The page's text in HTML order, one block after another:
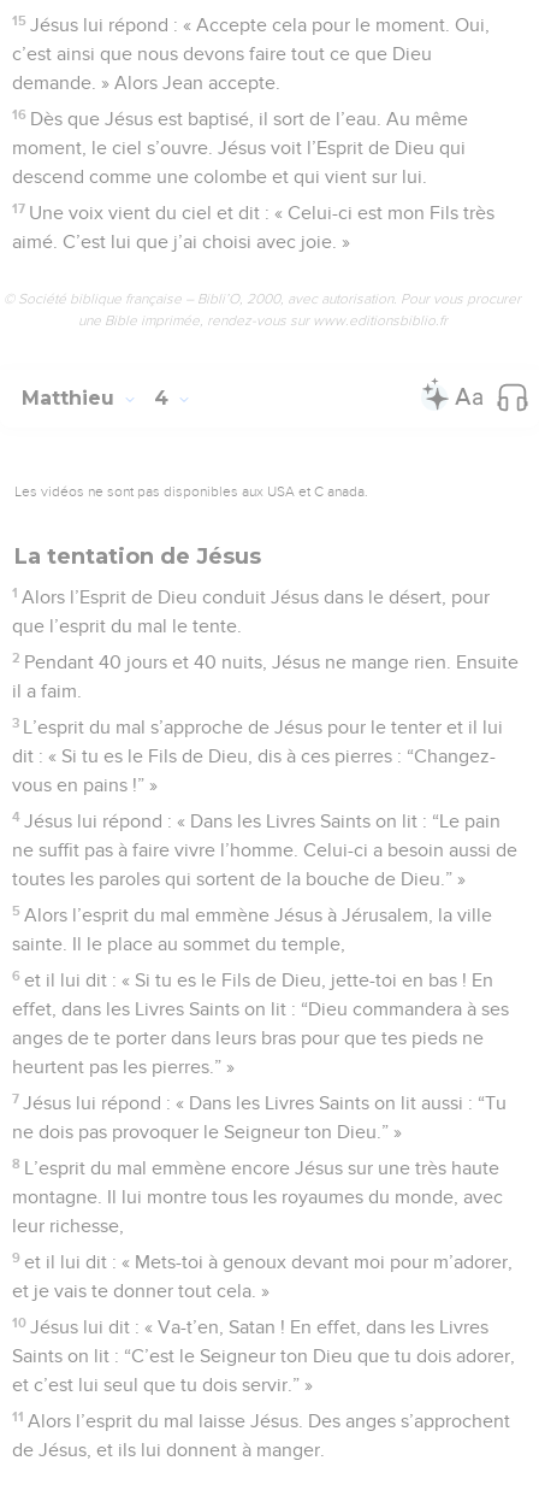
15 Jésus lui répond : « Accepte cela pour le moment. Oui,
c’est ainsi que nous devons faire tout ce que Dieu
demande. » Alors Jean accepte.
16 Dès que Jésus est baptisé, il sort de l’eau. Au même
moment, le ciel s’ouvre. Jésus voit l’Esprit de Dieu qui
descend comme une colombe et qui vient sur lui.
17 Une voix vient du ciel et dit : « Celui-ci est mon Fils très
aimé. C’est lui que j’ai choisi avec joie. »
© Société biblique française – Bibli’O, 2000, avec autorisation. Pour vous procurer
une Bible imprimée, rendez-vous sur www.editionsbiblio.fr
Matthieu 4
Les vidéos ne sont pas disponibles aux USA et C anada.
La tentation de Jésus
1 Alors l’Esprit de Dieu conduit Jésus dans le désert, pour
que l’esprit du mal le tente.
2 Pendant 40 jours et 40 nuits, Jésus ne mange rien. Ensuite
il a faim.
3 L’esprit du mal s’approche de Jésus pour le tenter et il lui
dit : « Si tu es le Fils de Dieu, dis à ces pierres : “Changez-
vous en pains !” »
4 Jésus lui répond : « Dans les Livres Saints on lit : “Le pain
ne suffit pas à faire vivre l’homme. Celui-ci a besoin aussi de
toutes les paroles qui sortent de la bouche de Dieu.” »
5 Alors l’esprit du mal emmène Jésus à Jérusalem, la ville
sainte. Il le place au sommet du temple,
6 et il lui dit : « Si tu es le Fils de Dieu, jette-toi en bas ! En
effet, dans les Livres Saints on lit : “Dieu commandera à ses
anges de te porter dans leurs bras pour que tes pieds ne
heurtent pas les pierres.” »
7 Jésus lui répond : « Dans les Livres Saints on lit aussi : “Tu
ne dois pas provoquer le Seigneur ton Dieu.” »
8 L’esprit du mal emmène encore Jésus sur une très haute
montagne. Il lui montre tous les royaumes du monde, avec
leur richesse,
9 et il lui dit : « Mets-toi à genoux devant moi pour m’adorer,
et je vais te donner tout cela. »
10 Jésus lui dit : « Va-t’en, Satan ! En effet, dans les Livres
Saints on lit : “C’est le Seigneur ton Dieu que tu dois adorer,
et c’est lui seul que tu dois servir.” »
11 Alors l’esprit du mal laisse Jésus. Des anges s’approchent
de Jésus, et ils lui donnent à manger.